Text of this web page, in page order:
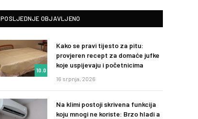
POSLJEDNJE OBJAVLJENO
10.0
Kako se pravi tijesto za pitu:
provjeren recept za domaće jufke
koje uspijevaju i početnicima
16 srpnja, 2026
Na klimi postoji skrivena funkcija
koju mnogi ne koriste: Brzo hladi a